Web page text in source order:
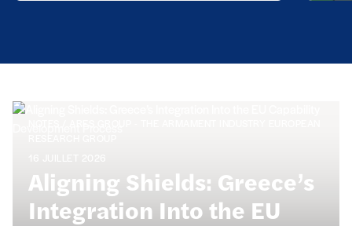
Aligning Shields: Greece’s
Integration Into the EU